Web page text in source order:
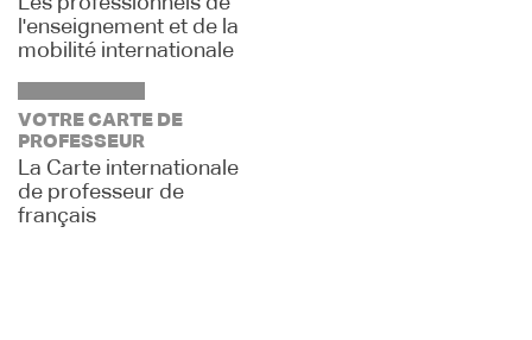
l'enseignement et de la
mobilité internationale
VOTRE CARTE DE
PROFESSEUR
La Carte internationale
de professeur de
français